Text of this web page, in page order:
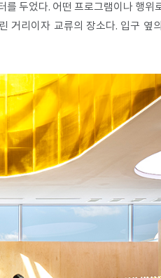
두었다. 어떤 프로그램이나 행위
거리이자 교류의 장소다. 입구 옆